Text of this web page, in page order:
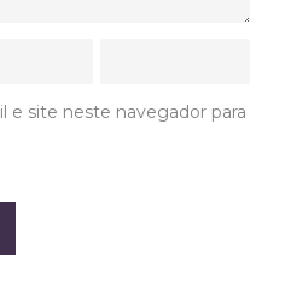
e site neste navegador para